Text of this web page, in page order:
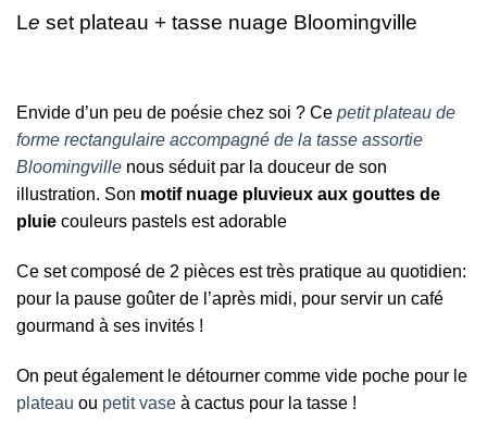
Le set plateau + tasse nuage Bloomingville
Envide d’un peu de poésie chez soi ? Ce petit plateau de
forme rectangulaire accompagné de la tasse assortie
Bloomingville nous séduit par la douceur de son
illustration. Son motif nuage pluvieux aux gouttes de
pluie couleurs pastels est adorable
Ce set composé de 2 pièces est très pratique au quotidien:
pour la pause goûter de l’après midi, pour servir un café
gourmand à ses invités !
On peut également le détourner comme vide poche pour le
plateau ou petit vase à cactus pour la tasse !